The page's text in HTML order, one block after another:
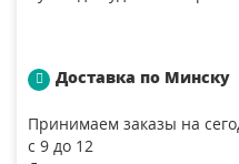
Доставка по Минску
Принимаем заказы на
с 9 до 12